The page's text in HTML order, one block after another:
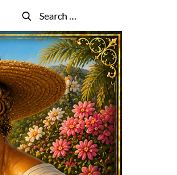
Search
for:
Search